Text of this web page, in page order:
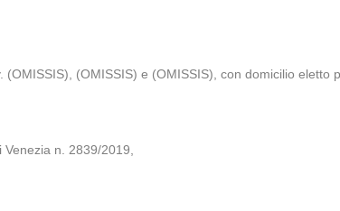
(OMISSIS) e (OMISSIS), con domicilio eletto
n. 2839/2019,